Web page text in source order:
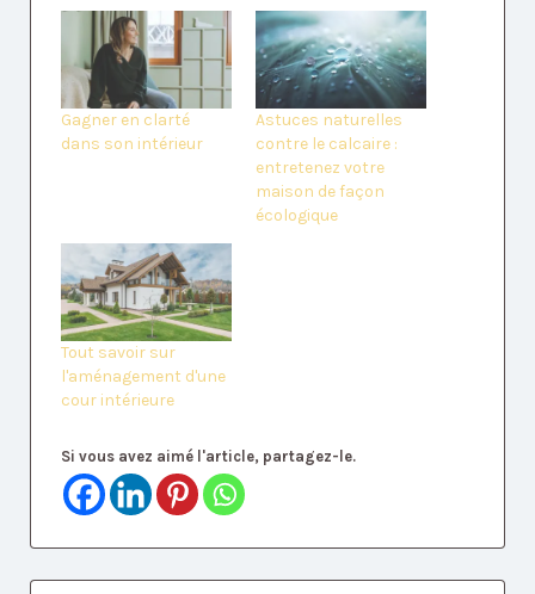
Gagner en clarté
dans son intérieur
Astuces naturelles
contre le calcaire :
entretenez votre
maison de façon
écologique
Tout savoir sur
l'aménagement d'une
cour intérieure
Si vous avez aimé l'article, partagez-le.